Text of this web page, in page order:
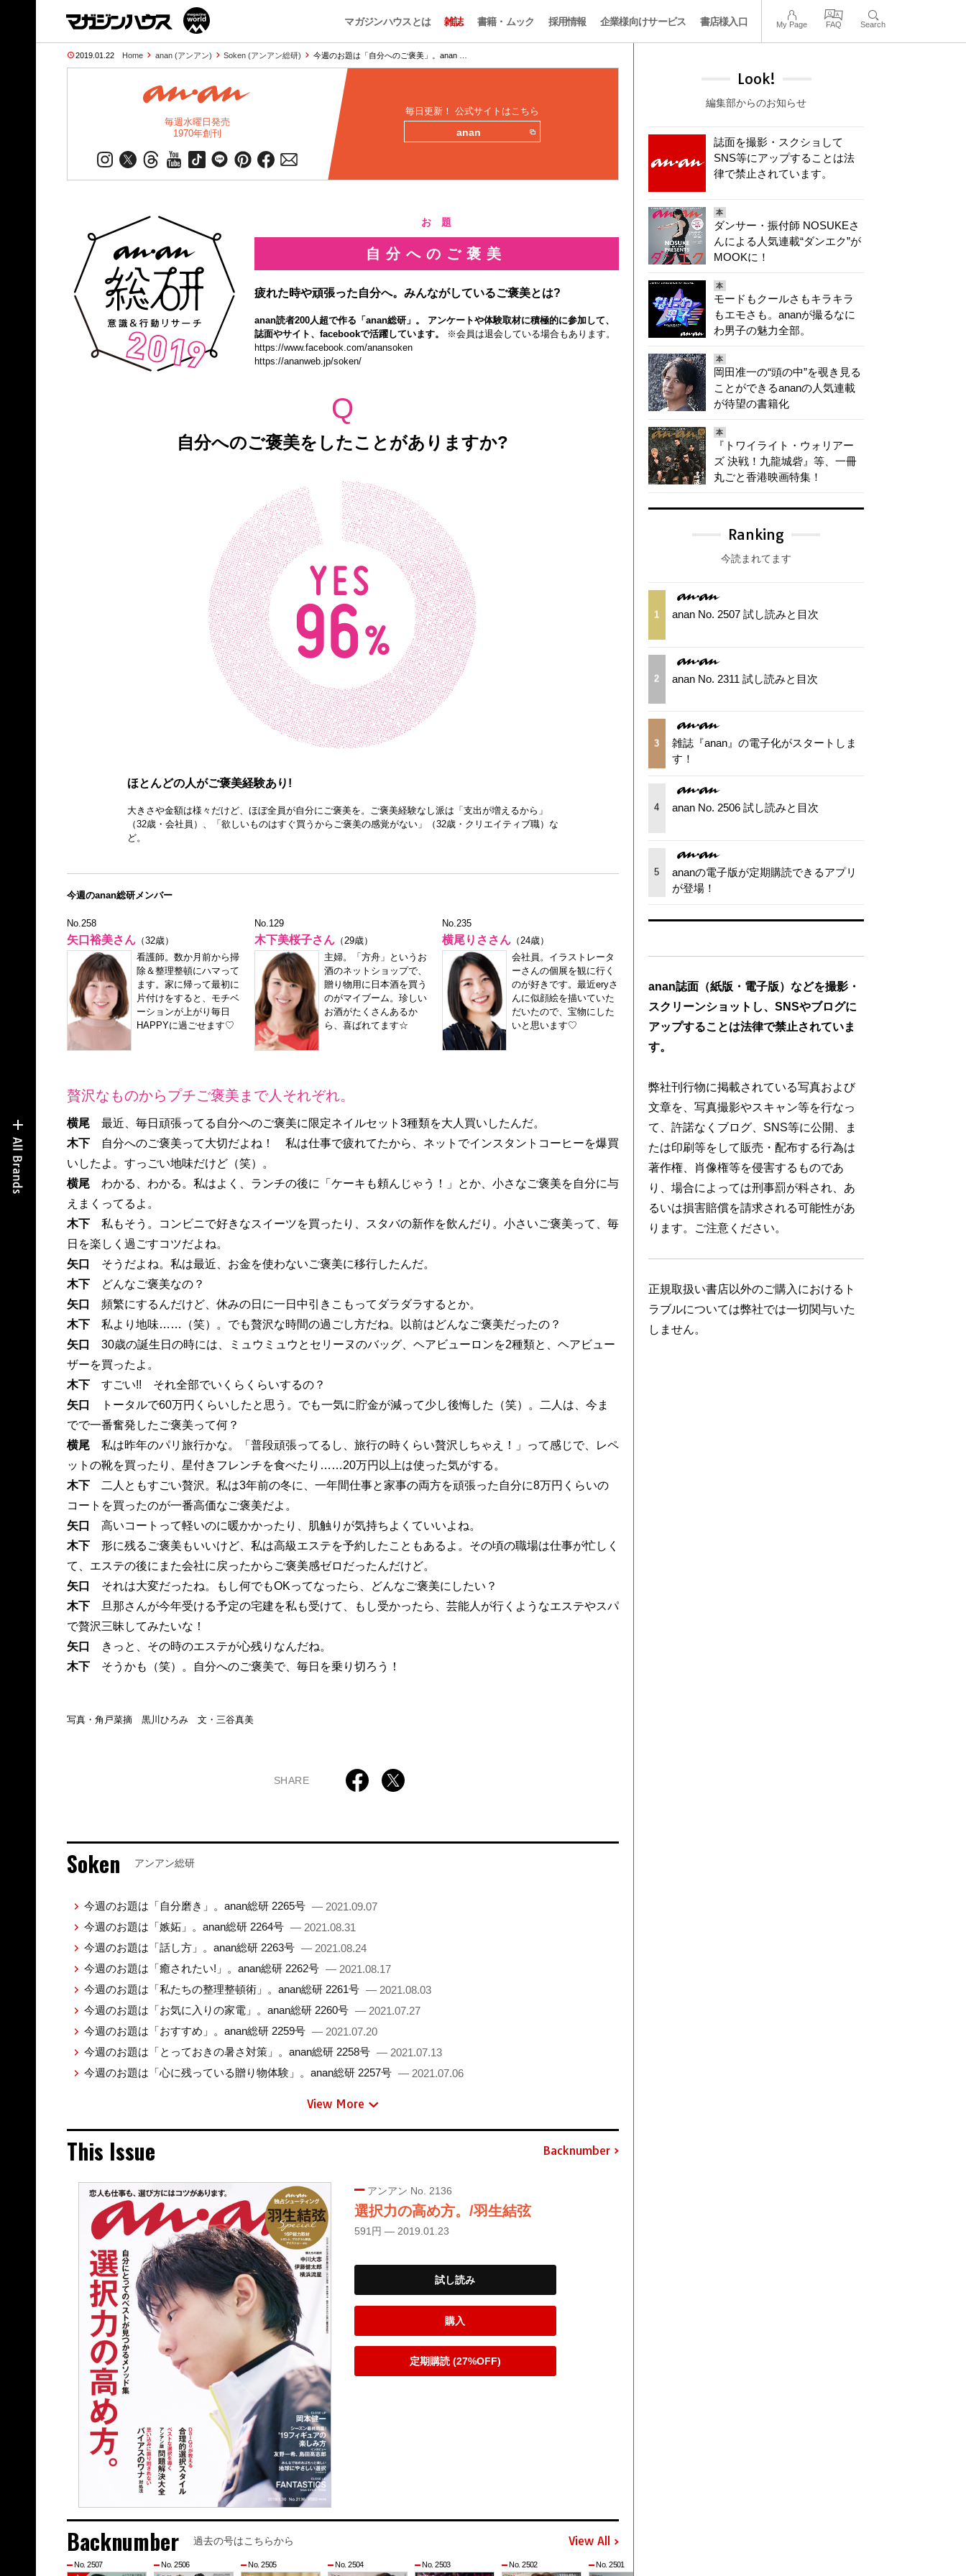
マガジンハウスとは 雑誌 書籍・ムック 採用情報 企業様向けサービス 書店様入口 My Page FAQ Search
2019.01.22 Home anan (アンアン) Soken (アンアン総研) 今週のお題は「自分へのご褒美」。anan …
毎週水曜日発売
1970年創刊
毎日更新！ 公式サイトはこちら
anan
お 題
自分へのご褒美
疲れた時や頑張った自分へ。みんながしているご褒美とは?
anan読者200人超で作る「anan総研」。 アンケートや体験取材に積極的に参加して、
誌面やサイト、facebookで活躍しています。
※会員は退会している場合もあります。
https://www.facebook.com/anansoken
https://ananweb.jp/soken/
Q
自分へのご褒美をしたことがありますか?
ほとんどの人がご褒美経験あり!
大きさや金額は様々だけど、ほぼ全員が自分にご褒美を。ご褒美経験なし派は「支出が増えるから」
（32歳・会社員）、「欲しいものはすぐ買うからご褒美の感覚がない」（32歳・クリエイティブ職）な
ど。
今週のanan総研メンバー
No.258
矢口裕美さん（32歳）
看護師。数か月前から掃
除＆整理整頓にハマって
ます。家に帰って最初に
片付けをすると、モチベ
ーションが上がり毎日
HAPPYに過ごせます♡
No.129
木下美桜子さん（29歳）
主婦。「方舟」というお
酒のネットショップで、
贈り物用に日本酒を買う
のがマイブーム。珍しい
お酒がたくさんあるか
ら、喜ばれてます☆
No.235
横尾りささん（24歳）
会社員。イラストレータ
ーさんの個展を観に行く
のが好きです。最近eryさ
んに似顔絵を描いていた
だいたので、宝物にした
いと思います♡
贅沢なものからプチご褒美まで人それぞれ。
横尾 最近、毎日頑張ってる自分へのご褒美に限定ネイルセット3種類を大人買いしたんだ。
木下
自分へのご褒美って大切だよね！ 私は仕事で疲れてたから、ネットでインスタントコーヒーを爆買
いしたよ。すっごい地味だけど（笑）。
横尾 わかる、わかる。私はよく、ランチの後に「ケーキも頼んじゃう！」とか、小さなご褒美を自分に与
えまくってるよ。
木下 私もそう。コンビニで好きなスイーツを買ったり、スタバの新作を飲んだり。小さいご褒美って、毎
日を楽しく過ごすコツだよね。
矢口 そうだよね。私は最近、お金を使わないご褒美に移行したんだ。
木下
どんなご褒美なの？
矢口 頻繁にするんだけど、休みの日に一日中引きこもってダラダラするとか。
木下 私より地味……（笑）。でも贅沢な時間の過ごし方だね。以前はどんなご褒美だったの？
矢口 30歳の誕生日の時には、ミュウミュウとセリーヌのバッグ、ヘアビューロンを2種類と、ヘアビュー
ザーを買ったよ。
木下 すごい!! それ全部でいくらくらいするの？
矢口
トータルで60万円くらいしたと思う。でも一気に貯金が減って少し後悔した（笑）。二人は、今ま
でで一番奮発したご褒美って何？
横尾 私は昨年のパリ旅行かな。「普段頑張ってるし、旅行の時くらい贅沢しちゃえ！」って感じで、レペ
ットの靴を買ったり、星付きフレンチを食べたり……20万円以上は使った気がする。
木下 二人ともすごい贅沢。私は3年前の冬に、一年間仕事と家事の両方を頑張った自分に8万円くらいの
コートを買ったのが一番高価なご褒美だよ。
矢口 高いコートって軽いのに暖かかったり、肌触りが気持ちよくていいよね。
木下 形に残るご褒美もいいけど、私は高級エステを予約したこともあるよ。その頃の職場は仕事が忙しく
て、エステの後にまた会社に戻ったからご褒美感ゼロだったんだけど。
矢口 それは大変だったね。もし何でもOKってなったら、どんなご褒美にしたい？
木下 旦那さんが今年受ける予定の宅建を私も受けて、もし受かったら、芸能人が行くようなエステやスパ
で贅沢三昧してみたいな！
矢口
きっと、その時のエステが心残りなんだね。
木下 そうかも（笑）。自分へのご褒美で、毎日を乗り切ろう！
写真・角戸菜摘 黒川ひろみ 文・三谷真美
SHARE
Soken アンアン総研
今週のお題は「自分磨き」。anan総研 2265号 — 2021.09.07
今週のお題は「嫉妬」。anan総研 2264号 — 2021.08.31
今週のお題は「話し方」。anan総研 2263号 — 2021.08.24
今週のお題は「癒されたい!」。anan総研 2262号 — 2021.08.17
今週のお題は「私たちの整理整頓術」。anan総研 2261号 — 2021.08.03
今週のお題は「お気に入りの家電」。anan総研 2260号 — 2021.07.27
今週のお題は「おすすめ」。anan総研 2259号 — 2021.07.20
今週のお題は「とっておきの暑さ対策」。anan総研 2258号 — 2021.07.13
今週のお題は「心に残っている贈り物体験」。anan総研 2257号 — 2021.07.06
View More
This Issue Backnumber
アンアン No. 2136
選択力の高め方。/羽生結弦
591円 — 2019.01.23
試し読み
購入
定期購読 (27%OFF)
Backnumber 過去の号はこちらから View All
No. 2507 No. 2506 No. 2505 No. 2504 No. 2503 No. 2502 No. 2501
Look!
編集部からのお知らせ
誌面を撮影・スクショして
SNS等にアップすることは法
律で禁止されています。
本
ダンサー・振付師 NOSUKEさ
んによる人気連載“ダンエク”が
MOOKに！
本
モードもクールさもキラキラ
もエモさも。ananが撮るなに
わ男子の魅力全部。
本
岡田准一の“頭の中”を覗き見る
ことができるananの人気連載
が待望の書籍化
本
『トワイライト・ウォリアー
ズ 決戦！九龍城砦』等、一冊
丸ごと香港映画特集！
Ranking
今読まれてます
1 anan No. 2507 試し読みと目次
2 anan No. 2311 試し読みと目次
3
雑誌『anan』の電子化がスタートしま
す！
4 anan No. 2506 試し読みと目次
5
ananの電子版が定期購読できるアプリ
が登場！
anan誌面（紙版・電子版）などを撮影・
スクリーンショットし、SNSやブログに
アップすることは法律で禁止されていま
す。
弊社刊行物に掲載されている写真および
文章を、写真撮影やスキャン等を行なっ
て、許諾なくブログ、SNS等に公開、ま
たは印刷等をして販売・配布する行為は
著作権、肖像権等を侵害するものであ
り、場合によっては刑事罰が科され、あ
るいは損害賠償を請求される可能性があ
ります。ご注意ください。
正規取扱い書店以外のご購入におけるト
ラブルについては弊社では一切関与いた
しません。